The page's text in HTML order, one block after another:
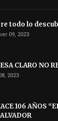
todo lo
09, 2023
CLARO NO
2023
106 AÑOS